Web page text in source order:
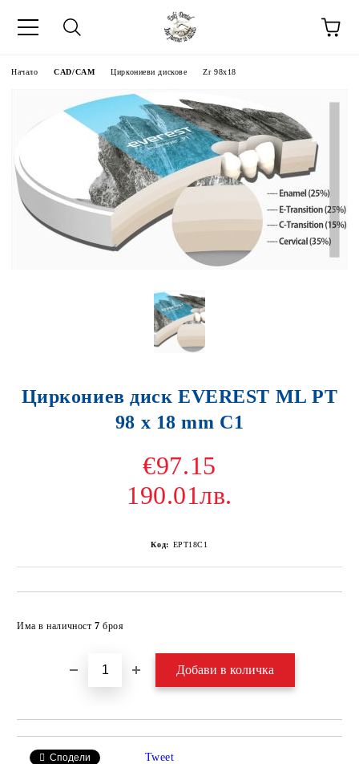
Начало CAD/CAM Циркониеви дискове Zr 98x18
Циркониев диск EVEREST ML PT
98 x 18 mm C1
€97.15
190.01лв.
Код: EPT18C1
Има в наличност 7 броя
Сподели Tweet